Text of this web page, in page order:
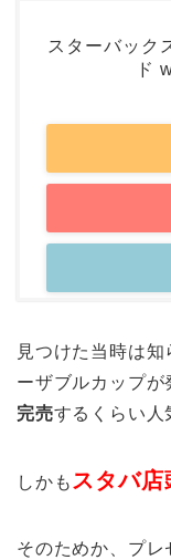
スターバック
ド
見つけた当時は
ーザブルカップ
完売するくらい人
しかも スタバ店
そのためか、プ